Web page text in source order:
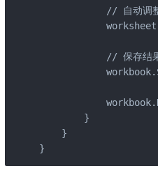
// 自动调
// 保存结
        }
    }
}